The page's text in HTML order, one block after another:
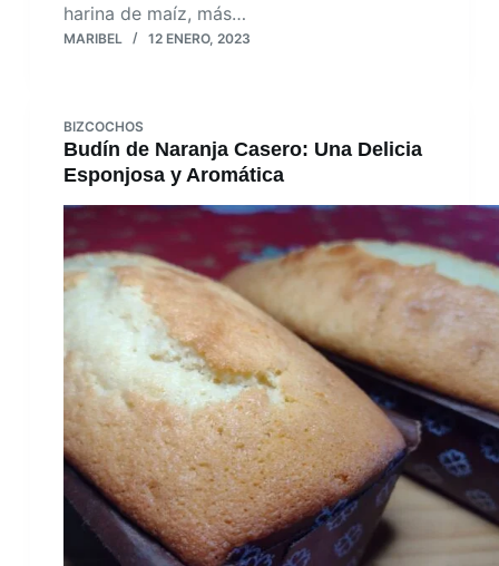
harina de maíz, más…
MARIBEL 12 ENERO, 2023
BIZCOCHOS
Budín de Naranja Casero: Una Delicia
Esponjosa y Aromática